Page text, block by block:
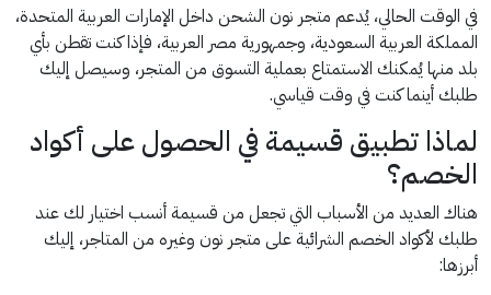
في الوقت الحالي، يُدعم متجر نون الشحن داخل الإمارات العربية المتحدة،
المملكة العربية السعودية، وجمهورية مصر العربية، فإذا كنت تقطن بأي
بلد منها يُمكنك الاستمتاع بعملية التسوق من المتجر، وسيصل إليك
طلبك أينما كنت في وقت قياسي.
لماذا تطبيق قسيمة في الحصول على أكواد
الخصم؟
هناك العديد من الأسباب التي تجعل من قسيمة أنسب اختيار لك عند
طلبك لأكواد الخصم الشرائية على متجر نون وغيره من المتاجر، إليك
أبرزها: